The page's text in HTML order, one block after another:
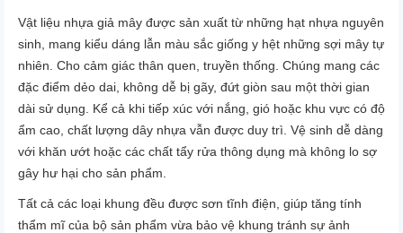
Vật liệu nhựa giả mây được sản xuất từ những hạt nhựa nguyên
sinh, mang kiểu dáng lẫn màu sắc giống y hệt những sợi mây tự
nhiên. Cho cảm giác thân quen, truyền thống. Chúng mang các
đặc điểm dẻo dai, không dễ bị gãy, đứt giòn sau một thời gian
dài sử dụng. Kể cả khi tiếp xúc với nắng, gió hoặc khu vực có độ
ẩm cao, chất lượng dây nhựa vẫn được duy trì. Vệ sinh dễ dàng
với khăn ướt hoặc các chất tẩy rửa thông dụng mà không lo sợ
gây hư hại cho sản phẩm.
Tất cả các loại khung đều được sơn tĩnh điện, giúp tăng tính
thẩm mĩ của bộ sản phẩm vừa bảo vệ khung tránh sự ảnh